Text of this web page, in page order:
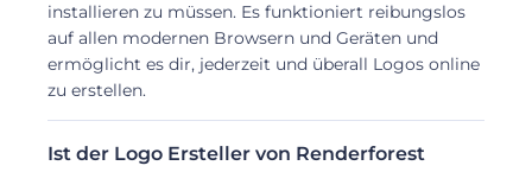
installieren zu müssen. Es funktioniert reibungslos
auf allen modernen Browsern und Geräten und
ermöglicht es dir, jederzeit und überall Logos online
zu erstellen.
Ist der Logo Ersteller von Renderforest